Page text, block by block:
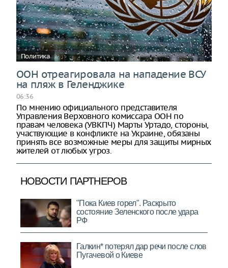
Политика
ООН отреагировала на нападение ВСУ
на пляж в Геленджике
06:36
По мнению официального представителя
Управления Верховного комиссара ООН по
правам человека (УВКПЧ) Марты Уртадо, стороны,
участвующие в конфликте на Украине, обязаны
принять все возможные меры для защиты мирных
жителей от любых угроз.